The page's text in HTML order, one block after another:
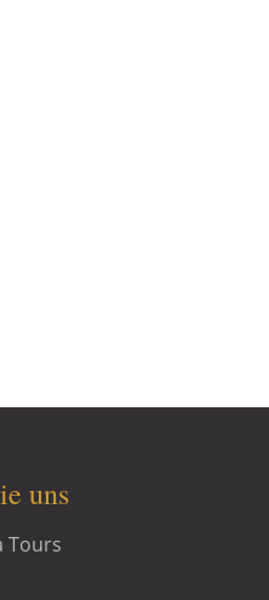
uns
Tours